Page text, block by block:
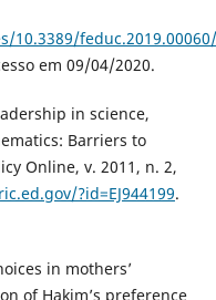
em 09/04/2020.
in science,
Barriers to
Online, v. 2011, n. 2,
?id=EJ944199.
in mothers’
of Hakim’s preference